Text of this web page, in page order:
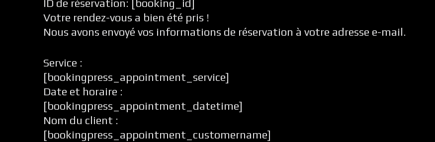
ID de réservation: [booking_id]
Votre rendez-vous a bien été pris !
Nous avons envoyé vos informations de réservation à votre adresse e-mail.
Service :
[bookingpress_appointment_service]
Date et horaire :
[bookingpress_appointment_datetime]
Nom du client :
[bookingpress_appointment_customername]